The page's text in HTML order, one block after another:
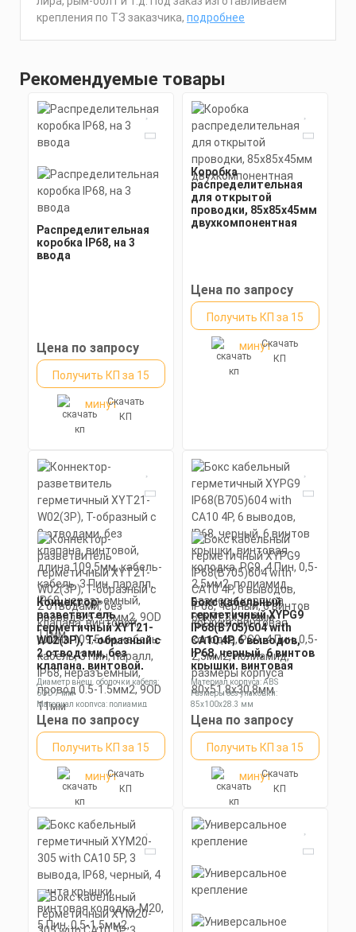
крепления по ТЗ заказчика, подробнее
Рекомендуемые товары
Распределительная
коробка IP68, на 3
ввода
Цена по запросу
Получить КП за 15
минутСкачать
КП
Коробка
распределительная
для открытой
проводки, 85х85х45мм
двухкомпонентная
Цена по запросу
Получить КП за 15
минутСкачать
КП
Коннектор-
разветвитель
герметичный XYT21-
W02(3P), Т-образный с
2 отводами, без
клапана, винтовой,
длина 109,5мм,
кабель-кабель, 3 Пин,
паралл, IP68,
неразъемный, провод
0.5-1.5мм2, 9OD 11мм
Диаметр внеш. оболочки кабеля:
6OD 7 мм
Материал корпуса: полиамид
Номинальное напряжение: 250 В
Цена по запросу
Получить КП за 15
минутСкачать
КП
Бокс кабельный
герметичный XYPG9
IP68(B705)604 with
CA10 4P, 6 выводов,
IP68, черный, 6 винтов
крышки, винтовая
колодка, PG9, 4 Пин,
0,5-2,5мм2, полиамид,
размеры корпуса
80х51,8х30,8мм
Материал корпуса: ABS
Размеры без упаковки:
85x100x28.3 мм
Степень пылевлагозащиты: IP67
Цена по запросу
Получить КП за 15
минутСкачать
КП